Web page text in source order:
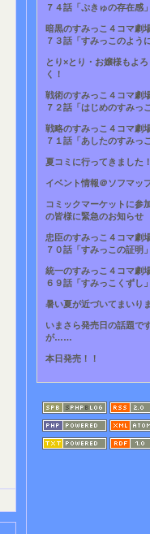
７４話「ぷきゅの存在感」
暗黒のすみっこ４コマ劇
７３話「すみっこのように
とり×とり・お嬢様もよろ
く！
戦術のすみっこ４コマ劇
７２話「はじめのすみっこ
戦略のすみっこ４コマ劇
７１話「あしたのすみっこ
夏コミに行ってきました！
イベント情報＠ソフマッ
コミックマーケットに参
の皆様に緊急のお知らせ
忠臣のすみっこ４コマ劇
７０話「すみっこの証明」
統一のすみっこ４コマ劇
６９話「すみっこくずし」
暑い夏が近づいてまいり
いまさら発売日の話題で
が……
本日発売！！